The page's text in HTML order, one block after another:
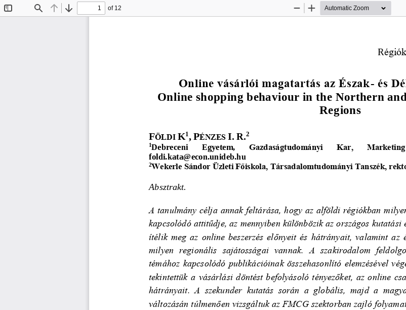
Find Previous
Next
of 12
Zoom
Zoom
R
Online vásárlói magatartás az Észak- és
Online shopping behaviour in the Northern
Regions
FÖLDI K 1 , PÉNZES I. R.2
1Debreceni Egyetem, Gazdaságtudományi   Kar,   Marketing
foldi.kata@econ.unideb.hu
2Wekerle Sándor Üzleti Főiskola, Társadalomtudományi Tanszék,
Absztrakt.
A tanulmány célja annak feltárása, hogy az alföldi régiókban
kapcsolódó attitűdje, az mennyiben különbözik az országos kutatási
ítélik meg az online beszerzés előnyeit és hátrányait, valamint az
milyen  regionális  sajátosságai  vannak.
A  szakirodalom
témához kapcsolódó publikációinak összehasonlító elemzésével
tekintettük a vásárlási döntést befolyásoló tényezőket, az online
hátrányait.  A  szekunder  kutatás  során  a  globális,  majd  a
változásán túlmenően vizsgáltuk az FMCG szektorban zajló